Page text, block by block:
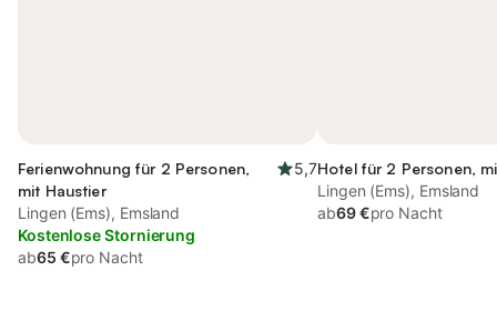
Ferienwohnung für 2 Personen,
mit Haustier
5,7
Lingen (Ems), Emsland
Kostenlose Stornierung
ab65 €pro Nacht
Hotel für 2 Personen,
Lingen (Ems), Emsland
ab69 €pro Nacht